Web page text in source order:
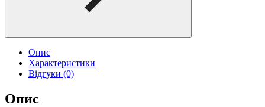
Опис
Характеристики
Відгуки (0)
Опис